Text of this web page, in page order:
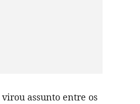
assunto entre os